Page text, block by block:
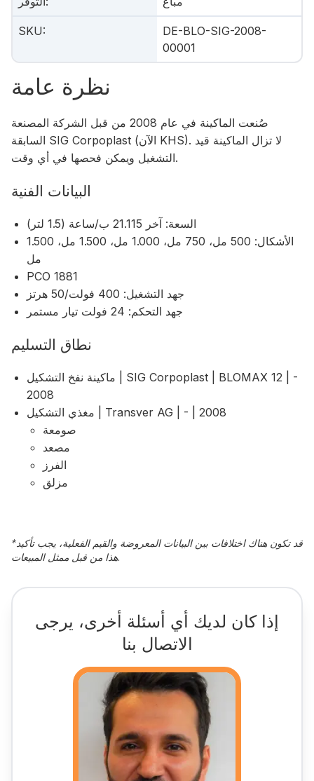
SKU:
DE-BLO-SIG-2008-
00001
نظرة عامة
صُنعت الماكينة في عام 2008 من قبل الشركة المصنعة
السابقة SIG Corpoplast (الآن KHS). لا تزال الماكينة قيد
التشغيل ويمكن فحصها في أي وقت.
البيانات الفنية
السعة: آخر 21.115 ب/ساعة (1.5 لتر)
الأشكال: 500 مل، 750 مل، 1.000 مل، 1.500 مل، 1.500
مل
PCO 1881
جهد التشغيل: 400 فولت/50 هرتز
جهد التحكم: 24 فولت تيار مستمر
نطاق التسليم
ماكينة نفخ التشكيل | SIG Corpoplast | BLOMAX 12 | -
2008
مغذي التشكيل | Transver AG | - | 2008
صومعة
مصعد
الفرز
مزلق
*قد تكون هناك اختلافات بين البيانات المعروضة والقيم الفعلية، يجب تأكيد
هذا من قبل ممثل المبيعات.
إذا كان لديك أي أسئلة أخرى، يرجى
الاتصال بنا